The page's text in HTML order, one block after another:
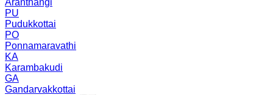
PU
Pudukkottai
PO
Ponnamaravathi
KA
Karambakudi
GA
Gandarvakkottai